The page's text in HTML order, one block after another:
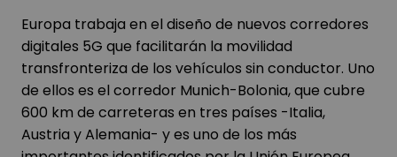
Europa trabaja en el diseño de nuevos corredores
digitales 5G que facilitarán la movilidad
transfronteriza de los vehículos sin conductor. Uno
de ellos es el corredor Munich-Bolonia, que cubre
600 km de carreteras en tres países -Italia,
Austria y Alemania- y es uno de los más